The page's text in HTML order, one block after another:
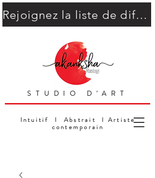
STUDIO D'ART
Intuitif I Abstrait I Artiste
contemporain
Rejoignez la liste de diffusion